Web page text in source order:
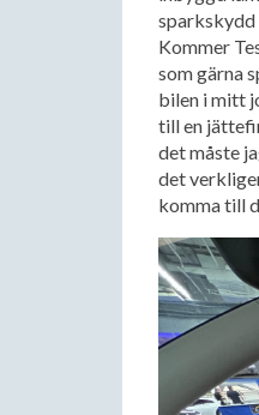
sparkskydd
Kommer
som gärna
bilen i mitt
till en
det måste
det
komma till